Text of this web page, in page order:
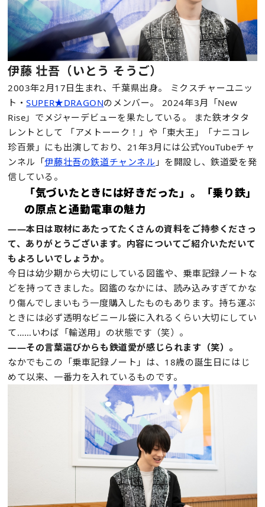
伊藤 壮吾（いとう そうご）
2003年2月17日生まれ、千葉県出身。 ミクスチャーユニッ
ト・SUPER★DRAGONのメンバー。 2024年3月「New
Rise」でメジャーデビューを果たしている。 また鉄オタタ
レントとして 「アメトーーク！」や「東大王」「ナニコレ
珍百景」にも出演しており、21年3月には公式YouTubeチャ
ンネル「伊藤壮吾の鉄道チャンネル 」を開設し、鉄道愛を発
信している。
「気づいたときには好きだった」。「乗り鉄」
の原点と通勤電車の魅力
——本日は取材にあたってたくさんの資料をご持参くださっ
て、ありがとうございます。内容についてご紹介いただいて
もよろしいでしょうか。
今日は幼少期から大切にしている図鑑や、乗車記録ノートな
どを持ってきました。図鑑のなかには、読み込みすぎてかな
り傷んでしまいもう一度購入したものもあります。持ち運ぶ
ときには必ず透明なビニール袋に入れるくらい大切にしてい
て……いわば「輸送用」の状態です（笑）。
——その言葉選びからも鉄道愛が感じられます（笑）。
なかでもこの「乗車記録ノート」は、18歳の誕生日にはじ
めて以来、一番力を入れているものです。